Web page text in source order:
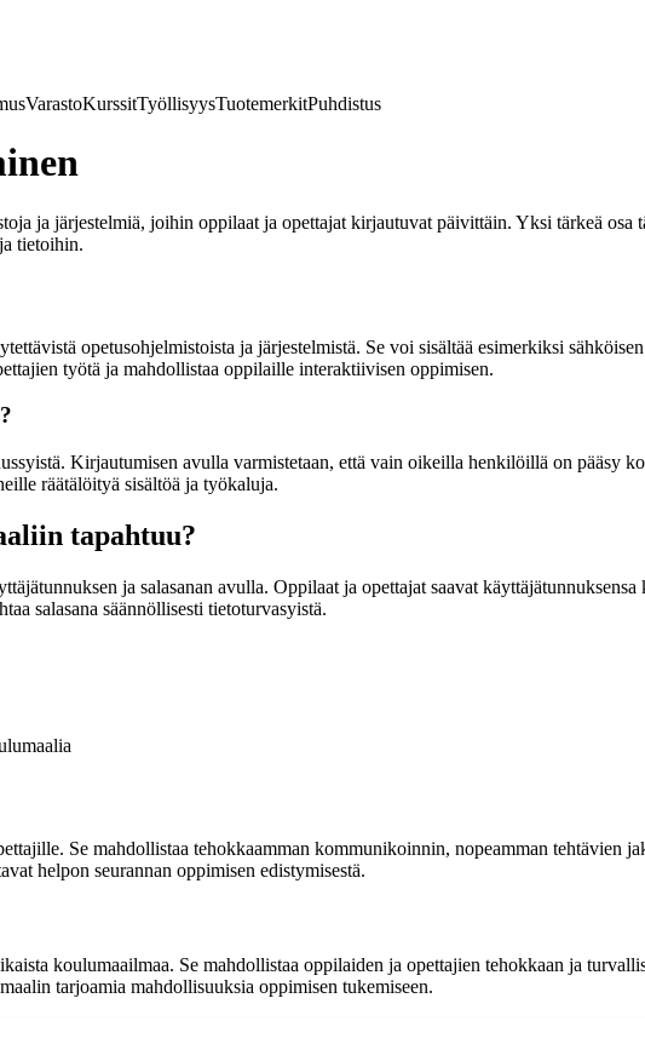
VarastoKurssitTyöllisyysTuotemerkitPuhdistus
ja järjestelmiä, joihin oppilaat ja opettajat kirjautuvat päivittäin. Yksi tärkeä
tietoihin.
opetusohjelmistoista ja järjestelmistä. Se voi sisältää esimerkiksi
työtä ja mahdollistaa oppilaille interaktiivisen oppimisen.
Kirjautumisen avulla varmistetaan, että vain oikeilla henkilöillä on pääsy
räätälöityä sisältöä ja työkaluja.
tapahtuu?
ja salasanan avulla. Oppilaat ja opettajat saavat
salasana säännöllisesti tietoturvasyistä.
Se mahdollistaa tehokkaamman kommunikoinnin, nopeamman tehtävien
helpon seurannan oppimisen edistymisestä.
koulumaailmaa. Se mahdollistaa oppilaiden ja opettajien tehokkaan ja
tarjoamia mahdollisuuksia oppimisen tukemiseen.